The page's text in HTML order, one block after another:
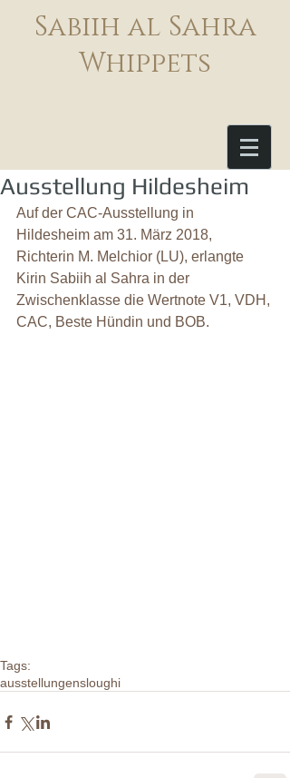
Sabiih al Sahra
Whippets
Ausstellung Hildesheim
Auf der CAC-Ausstellung in
Hildesheim am 31. März 2018,
Richterin M. Melchior (LU), erlangte
Kirin Sabiih al Sahra in der
Zwischenklasse die Wertnote V1, VDH,
CAC, Beste Hündin und BOB.
Tags:
ausstellungensloughi